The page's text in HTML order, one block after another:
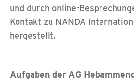
und durch online-
Kontakt zu NANDA
hergestellt.
Aufgaben der AG